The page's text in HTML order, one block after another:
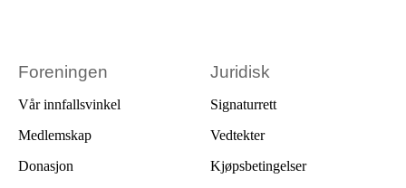
Foreningen
Vår innfallsvinkel
Medlemskap
Donasjon
Juridisk
Signaturrett
Vedtekter
Kjøpsbetingelser